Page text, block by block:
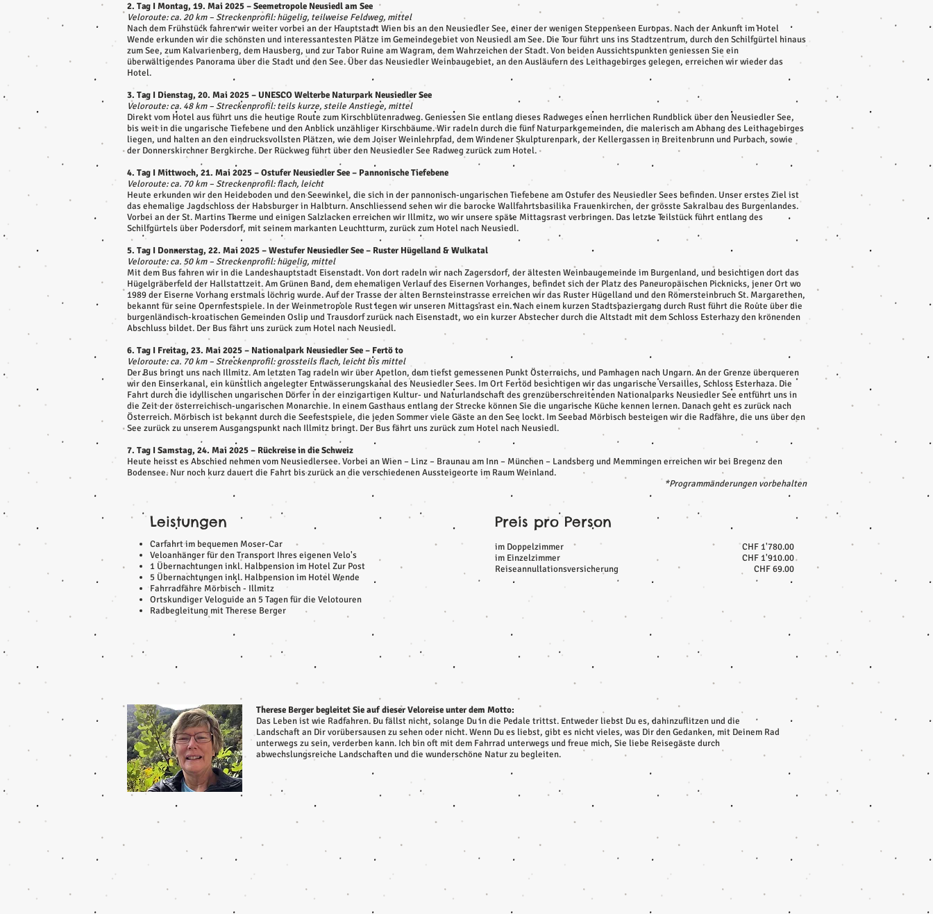
2. Tag I Montag, 19. Mai 2025 – Seemetropole Neusiedl am See
Veloroute: ca. 20 km – Streckenprofil: hügelig, teilweise Feldweg, mittel
Nach dem Frühstück fahren wir weiter vorbei an der Hauptstadt Wien bis an den Neusiedler See, einer der wenigen Steppenseen Europas. Nach der Ankunft im Hotel
Wende erkunden wir die schönsten und interessantesten Plätze im Gemeindegebiet von Neusiedl am See. Die Tour führt uns ins Stadtzentrum, durch den Schilfgürtel hinaus
zum See, zum Kalvarienberg, dem Hausberg, und zur Tabor Ruine am Wagram, dem Wahrzeichen der Stadt. Von beiden Aussichtspunkten geniessen Sie ein
überwältigendes Panorama über die Stadt und den See. Über das Neusiedler Weinbaugebiet, an den Ausläufern des Leithagebirges gelegen, erreichen wir wieder das
Hotel.
3. Tag I Dienstag, 20. Mai 2025 – UNESCO Welterbe Naturpark Neusiedler See
Veloroute: ca. 48 km – Streckenprofil: teils kurze, steile Anstiege, mittel
Direkt vom Hotel aus führt uns die heutige Route zum Kirschblütenradweg. Geniessen Sie entlang dieses Radweges einen herrlichen Rundblick über den Neusiedler See,
bis weit in die ungarische Tiefebene und den Anblick unzähliger Kirschbäume. Wir radeln durch die fünf Naturparkgemeinden, die malerisch am Abhang des Leithagebirges
liegen, und halten an den eindrucksvollsten Plätzen, wie dem Joiser Weinlehrpfad, dem Windener Skulpturenpark, der Kellergassen in Breitenbrunn und Purbach, sowie
der Donnerskirchner Bergkirche. Der Rückweg führt über den Neusiedler See Radweg zurück zum Hotel.
4. Tag I Mittwoch, 21. Mai 2025 – Ostufer Neusiedler See – Pannonische Tiefebene
Veloroute: ca. 70 km – Streckenprofil: flach, leicht
Heute erkunden wir den Heideboden und den Seewinkel, die sich in der pannonisch-ungarischen Tiefebene am Ostufer des Neusiedler Sees befinden. Unser erstes Ziel ist
das ehemalige Jagdschloss der Habsburger in Halbturn. Anschliessend sehen wir die barocke Wallfahrtsbasilika Frauenkirchen, der grösste Sakralbau des Burgenlandes.
Vorbei an der St. Martins Therme und einigen Salzlacken erreichen wir Illmitz, wo wir unsere späte Mittagsrast verbringen. Das letzte Teilstück führt entlang des
Schilfgürtels über Podersdorf, mit seinem markanten Leuchtturm, zurück zum Hotel nach Neusiedl.
5. Tag I Donnerstag, 22. Mai 2025 – Westufer Neusiedler See – Ruster Hügelland & Wulkatal
Veloroute: ca. 50 km – Streckenprofil: hügelig, mittel
Mit dem Bus fahren wir in die Landeshauptstadt Eisenstadt. Von dort radeln wir nach Zagersdorf, der ältesten Weinbaugemeinde im Burgenland, und besichtigen dort das
Hügelgräberfeld der Hallstattzeit. Am Grünen Band, dem ehemaligen Verlauf des Eisernen Vorhanges, befindet sich der Platz des Paneuropäischen Picknicks, jener Ort wo
1989 der Eiserne Vorhang erstmals löchrig wurde. Auf der Trasse der alten Bernsteinstrasse erreichen wir das Ruster Hügelland und den Römersteinbruch St. Margarethen,
bekannt für seine Opernfestspiele. In der Weinmetropole Rust legen wir unseren Mittagsrast ein. Nach einem kurzen Stadtspaziergang durch Rust führt die Route über die
burgenländisch-kroatischen Gemeinden Oslip und Trausdorf zurück nach Eisenstadt, wo ein kurzer Abstecher durch die Altstadt mit dem Schloss Esterhazy den krönenden
Abschluss bildet. Der Bus fährt uns zurück zum Hotel nach Neusiedl.
6. Tag I Freitag, 23. Mai 2025 – Nationalpark Neusiedler See – Fertö to
Veloroute: ca. 70 km – Streckenprofil: grossteils flach, leicht bis mittel
Der Bus bringt uns nach Illmitz. Am letzten Tag radeln wir über Apetlon, dem tiefst gemessenen Punkt Österreichs, und Pamhagen nach Ungarn. An der Grenze überqueren
wir den Einserkanal, ein künstlich angelegter Entwässerungskanal des Neusiedler Sees. Im Ort Fertöd besichtigen wir das ungarische Versailles, Schloss Esterhaza. Die
Fahrt durch die idyllischen ungarischen Dörfer in der einzigartigen Kultur- und Naturlandschaft des grenzüberschreitenden Nationalparks Neusiedler See entführt uns in
die Zeit der österreichisch-ungarischen Monarchie. In einem Gasthaus entlang der Strecke können Sie die ungarische Küche kennen lernen. Danach geht es zurück nach
Österreich. Mörbisch ist bekannt durch die Seefestspiele, die jeden Sommer viele Gäste an den See lockt. Im Seebad Mörbisch besteigen wir die Radfähre, die uns über den
See zurück zu unserem Ausgangspunkt nach Illmitz bringt. Der Bus fährt uns zurück zum Hotel nach Neusiedl.
7. Tag I Samstag, 24. Mai 2025 – Rückreise in die Schweiz
Heute heisst es Abschied nehmen vom Neusiedlersee. Vorbei an Wien – Linz – Braunau am Inn – München – Landsberg und Memmingen erreichen wir bei Bregenz den
Bodensee. Nur noch kurz dauert die Fahrt bis zurück an die verschiedenen Aussteigeorte im Raum Weinland.
*Programmänderungen vorbehalten
Leistungen
Carfahrt im bequemen Moser-Car
Veloanhänger für den Transport Ihres eigenen Velo's
1 Übernachtungen inkl. Halbpension im Hotel Zur Post
5 Übernachtungen inkl. Halbpension im Hotel Wende
Fahrradfähre Mörbisch - Illmitz
Ortskundiger Veloguide an 5 Tagen für die Velotouren
Radbegleitung mit Therese Berger
Preis pro Person
im Doppelzimmer
im Einzelzimmer
Reiseannullationsversicherung
CHF 1'780.00
CHF 1'910.00
CHF 69.00
Therese Berger begleitet Sie auf dieser Veloreise unter dem Motto:
Das Leben ist wie Radfahren. Du fällst nicht, solange Du in die Pedale trittst. Entweder liebst Du es, dahinzuflitzen und die
Landschaft an Dir vorübersausen zu sehen oder nicht. Wenn Du es liebst, gibt es nicht vieles, was Dir den Gedanken, mit Deinem Rad
unterwegs zu sein, verderben kann. Ich bin oft mit dem Fahrrad unterwegs und freue mich, Sie liebe Reisegäste durch
abwechslungsreiche Landschaften und die wunderschöne Natur zu begleiten.